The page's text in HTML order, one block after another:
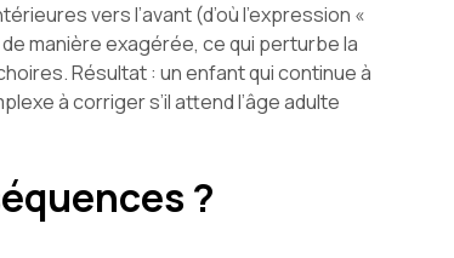
vers l’avant (d’où l’expression «
manière exagérée, ce qui perturbe la
Résultat : un enfant qui continue à
à corriger s’il attend l’âge adulte
?